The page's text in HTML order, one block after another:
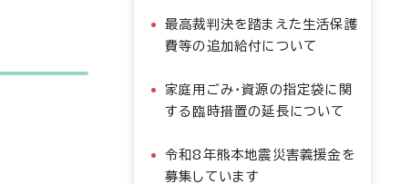
最高裁判決を踏まえた生活保護
費等の追加給付について
家庭用ごみ・資源の指定袋に関
する臨時措置の延長について
令和8年熊本地震災害義援金を
募集しています